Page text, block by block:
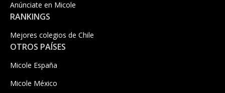
Anúnciate en Micole
RANKINGS
Mejores colegios de Chile
OTROS PAÍSES
Micole España
Micole México